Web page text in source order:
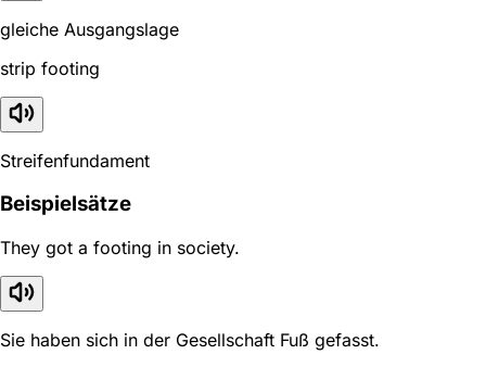
gleiche Ausgangslage
strip footing
Streifenfundament
Beispielsätze
They got a footing in society.
Sie haben sich in der Gesellschaft Fuß gefasst.